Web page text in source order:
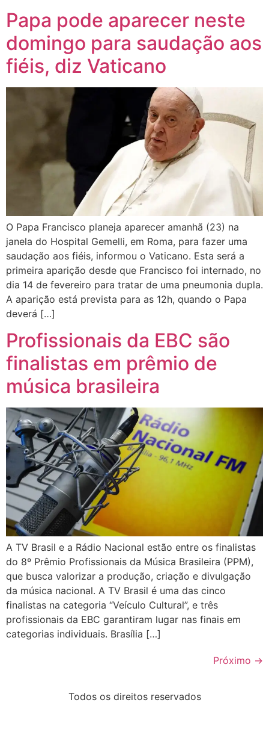
Papa pode aparecer neste
domingo para saudação aos
fiéis, diz Vaticano
O Papa Francisco planeja aparecer amanhã (23) na
janela do Hospital Gemelli, em Roma, para fazer uma
saudação aos fiéis, informou o Vaticano. Esta será a
primeira aparição desde que Francisco foi internado, no
dia 14 de fevereiro para tratar de uma pneumonia dupla.
A aparição está prevista para as 12h, quando o Papa
deverá […]
Profissionais da EBC são
finalistas em prêmio de
música brasileira
A TV Brasil e a Rádio Nacional estão entre os finalistas
do 8º Prêmio Profissionais da Música Brasileira (PPM),
que busca valorizar a produção, criação e divulgação
da música nacional. A TV Brasil é uma das cinco
finalistas na categoria “Veículo Cultural”, e três
profissionais da EBC garantiram lugar nas finais em
categorias individuais. Brasília […]
Próximo →
Todos os direitos reservados